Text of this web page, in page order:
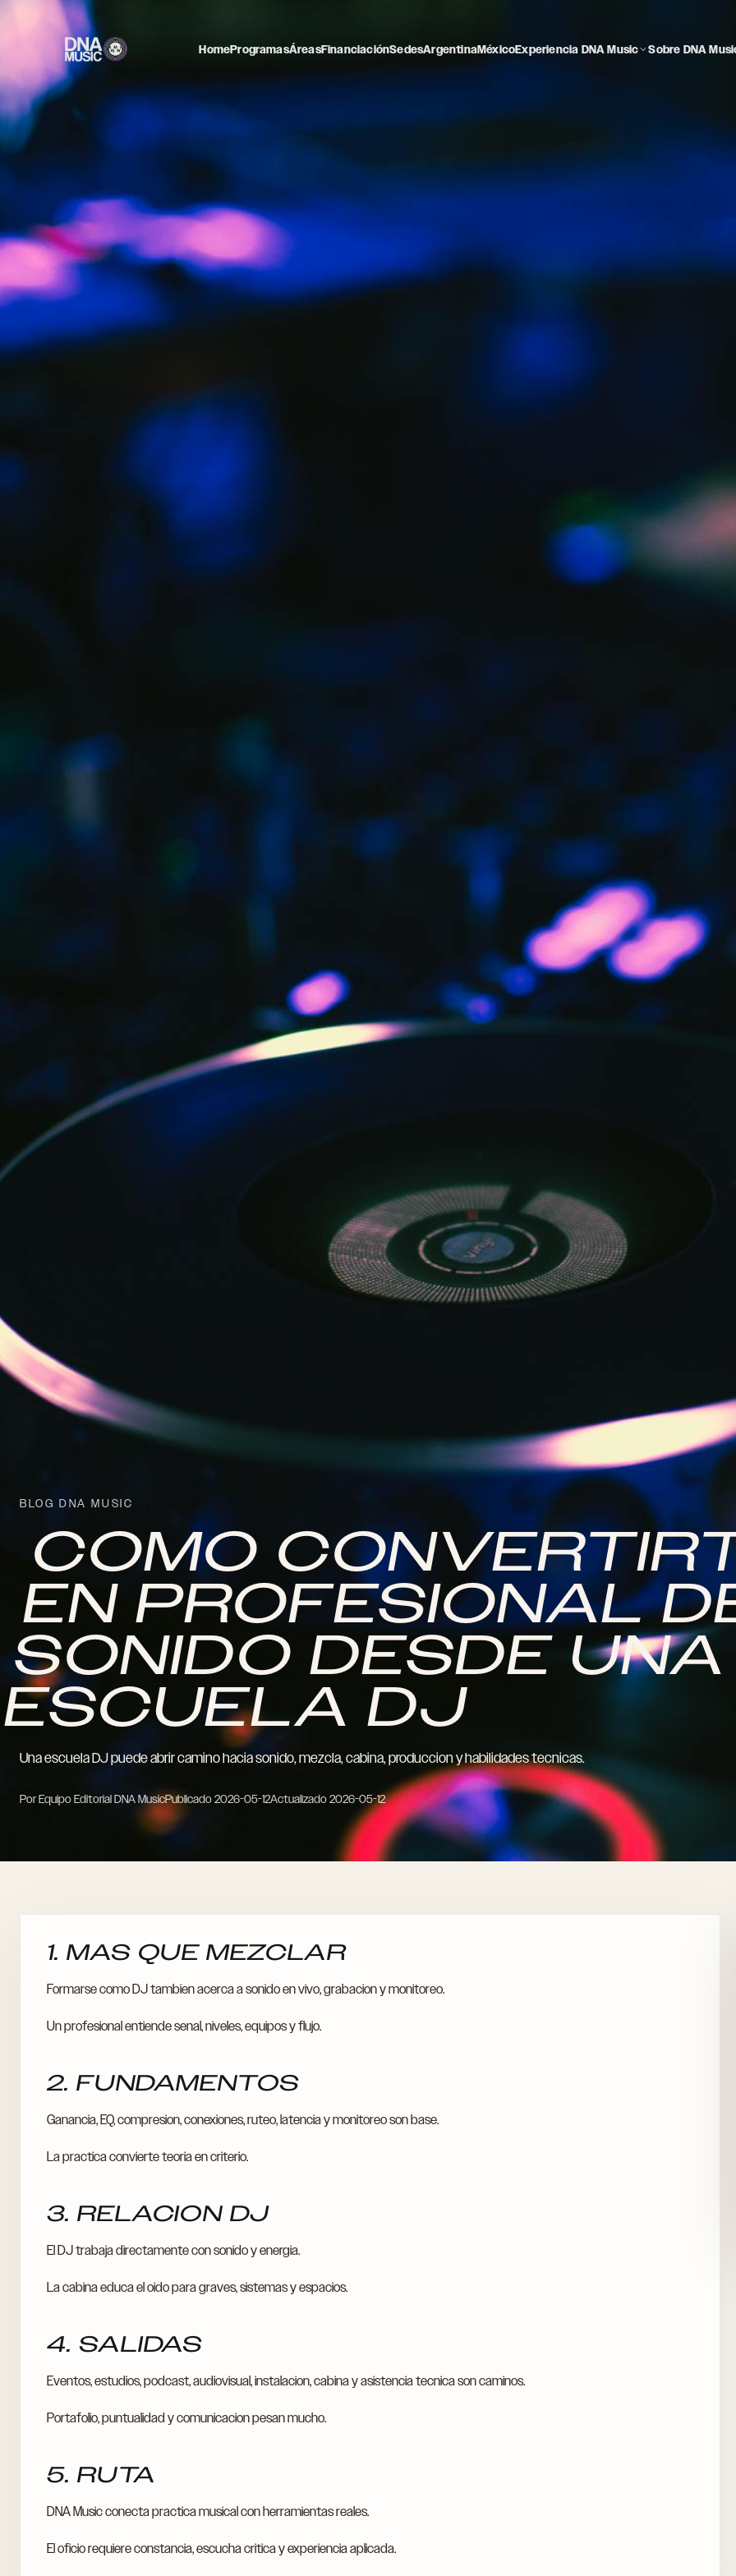
HomeProgramasÁreasFinanciaciónSedesArgentinaMéxicoExperiencia DNA Music Sobre DNA
BLOG DNA MUSIC
COMO
EN PROFESIONAL
SONIDO DESDE UNA
ESCUELA DJ
Una escuela DJ puede abrir camino hacia sonido, mezcla, cabina, produccion y habilidades tecnicas.
Por Equipo Editorial DNA MusicPublicado2026-05-12Actualizado2026-05-12
1. MAS QUE MEZCLAR
Formarse como DJ tambien acerca a sonido en vivo, grabacion y monitoreo.
Un profesional entiende senal, niveles, equipos y flujo.
2. FUNDAMENTOS
Ganancia, EQ, compresion, conexiones, ruteo, latencia y monitoreo son base.
La practica convierte teoria en criterio.
3. RELACION DJ
El DJ trabaja directamente con sonido y energia.
La cabina educa el oido para graves, sistemas y espacios.
4. SALIDAS
Eventos, estudios, podcast, audiovisual, instalacion, cabina y asistencia tecnica son caminos.
Portafolio, puntualidad y comunicacion pesan mucho.
5. RUTA
DNA Music conecta practica musical con herramientas reales.
El oficio requiere constancia, escucha critica y experiencia aplicada.